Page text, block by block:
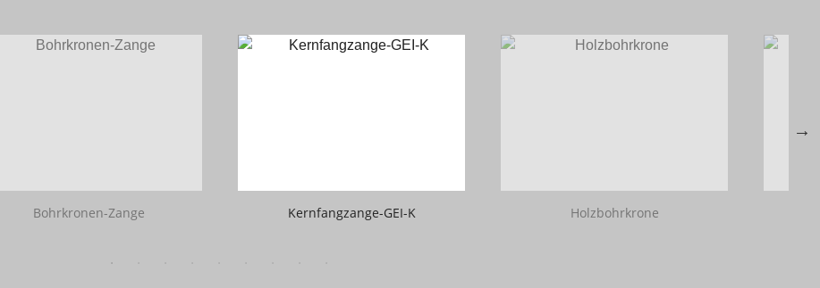
Bohrkronen-Zange Kernfangzange-GEI-K Holzbohrkrone